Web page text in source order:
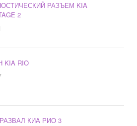
РАЗЪЕМ KIA
2
KIA RIO
КИА РИО 3